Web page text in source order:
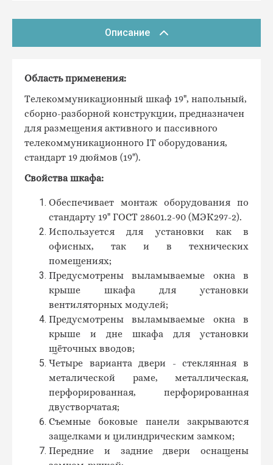
Описание
Область применения:
Телекоммуникационный шкаф 19", напольный,
сборно-разборной конструкции, предназначен
для размещения активного и пассивного
телекоммуникационного IT оборудования,
стандарт 19 дюймов (19").
Свойства шкафа:
Обеспечивает монтаж оборудования по
стандарту 19" ГОСТ 28601.2-90 (МЭК297-2).
Используется для установки как в
офисных, так и в технических
помещениях;
Предусмотрены выламываемые окна в
крыше шкафа для установки
вентиляторных модулей;
Предусмотрены выламываемые окна в
крыше и дне шкафа для установки
щёточных вводов;
Четыре варианта двери - стеклянная в
металической раме, металлическая,
перфорированная, перфорированная
двустворчатая;
Съемные боковые панели закрываются
защелками и цилиндрическим замком;
Передние и задние двери оснащены